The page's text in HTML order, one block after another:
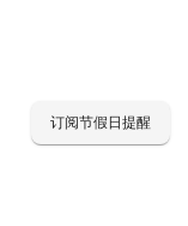
订阅节假日提醒